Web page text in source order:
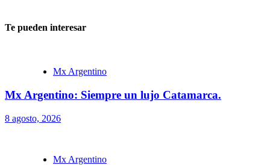
Te pueden interesar
Mx Argentino
Mx Argentino: Siempre un lujo Catamarca.
8 agosto, 2026
Mx Argentino